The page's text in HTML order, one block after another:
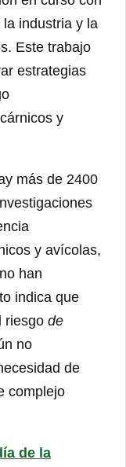
industria y la
Este trabajo
estrategias
y
más de 2400
y avícolas,
han
indica que
riesgo de
no
de
complejo
de la